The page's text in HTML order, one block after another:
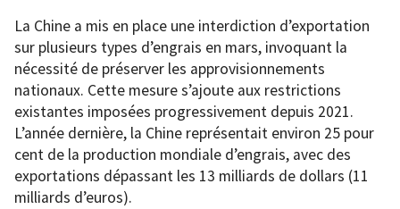
La Chine a mis en place une interdiction d’exportation
sur plusieurs types d’engrais en mars, invoquant la
nécessité de préserver les approvisionnements
nationaux. Cette mesure s’ajoute aux restrictions
existantes imposées progressivement depuis 2021.
L’année dernière, la Chine représentait environ 25 pour
cent de la production mondiale d’engrais, avec des
exportations dépassant les 13 milliards de dollars (11
milliards d’euros).